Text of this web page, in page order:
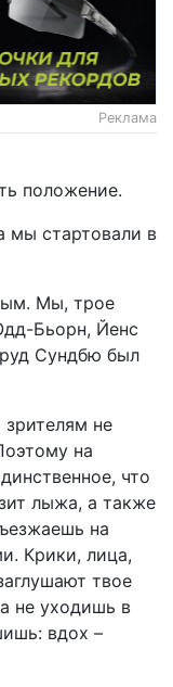
Реклама
положение.
мы стартовали в
Мы, трое
Бьорн, Йенс
Сундбю был
не
на
что
лыжа, а также
на
Крики, лица,
твое
не уходишь в
вдох –